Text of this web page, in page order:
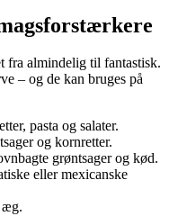
fra almindelig til fantastisk.
– og de kan bruges på
pasta og salater.
og kornretter.
grøntsager og kød.
eller mexicanske
æg.